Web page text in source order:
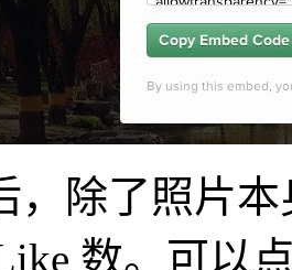
，除了照片
数。可以